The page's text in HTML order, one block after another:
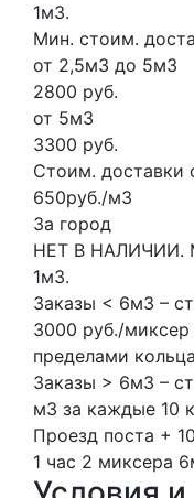
1м3.
Мин. стоим.
от 2,5м3 до 5м3
2800 руб.
от 5м3
3300 руб.
Стоим. доставки
650руб./м3
За город
НЕТ В НАЛИЧИИ.
1м3.
Заказы < 6м3 –
3000 руб./
пределами кольца
Заказы > 6м3 –
м3 за каждые 10
Проезд поста +
1 час 2 миксера